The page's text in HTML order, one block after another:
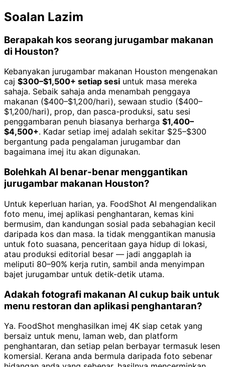
Soalan Lazim
Berapakah kos seorang jurugambar makanan
di Houston?
Kebanyakan jurugambar makanan Houston mengenakan
caj $300–$1,500+ setiap sesi untuk masa mereka
sahaja. Sebaik sahaja anda menambah penggaya
makanan ($400–$1,200/hari), sewaan studio ($400–
$1,200/hari), prop, dan pasca-produksi, satu sesi
penggambaran penuh biasanya berharga $1,400–
$4,500+. Kadar setiap imej adalah sekitar $25–$300
bergantung pada pengalaman jurugambar dan
bagaimana imej itu akan digunakan.
Bolehkah AI benar-benar menggantikan
jurugambar makanan Houston?
Untuk keperluan harian, ya. FoodShot AI mengendalikan
foto menu, imej aplikasi penghantaran, kemas kini
bermusim, dan kandungan sosial pada sebahagian kecil
daripada kos dan masa. Ia tidak menggantikan manusia
untuk foto suasana, penceritaan gaya hidup di lokasi,
atau produksi editorial besar — jadi anggaplah ia
meliputi 80–90% kerja rutin, sambil anda menyimpan
bajet jurugambar untuk detik-detik utama.
Adakah fotografi makanan AI cukup baik untuk
menu restoran dan aplikasi penghantaran?
Ya. FoodShot menghasilkan imej 4K siap cetak yang
bersaiz untuk menu, laman web, dan platform
penghantaran, dan setiap pelan berbayar termasuk lesen
komersial. Kerana anda bermula daripada foto sebenar